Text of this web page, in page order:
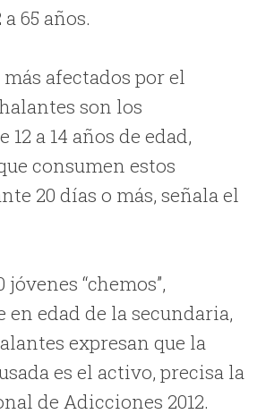
65 años.
afectados por el
son los
12 a 14 años de edad,
consumen estos
20 días o más, señala el
jóvenes “chemos”,
edad de la secundaria,
expresan que la
es el activo, precisa la
de Adicciones 2012.